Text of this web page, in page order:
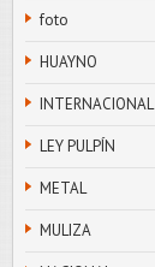
foto
HUAYNO
INTERNACIONAL
LEY PULPÍN
METAL
MULIZA